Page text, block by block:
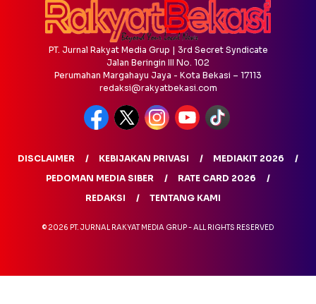
PT. Jurnal Rakyat Media Grup | 3rd Secret Syndicate
Jalan Beringin III No. 102
Perumahan Margahayu Jaya - Kota Bekasi – 17113
redaksi@rakyatbekasi.com
DISCLAIMER KEBIJAKAN PRIVASI
MEDIAKIT 2026
PEDOMAN MEDIA SIBER
RATE CARD 2026
REDAKSI
TENTANG KAMI
© 2026 PT. JURNAL RAKYAT MEDIA GRUP - ALL RIGHTS RESERVED